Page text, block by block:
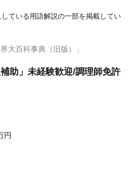
ている用語解説の一部を掲載してい
大百科事典（旧版）」
助」未経験歓迎/調理師免許
円